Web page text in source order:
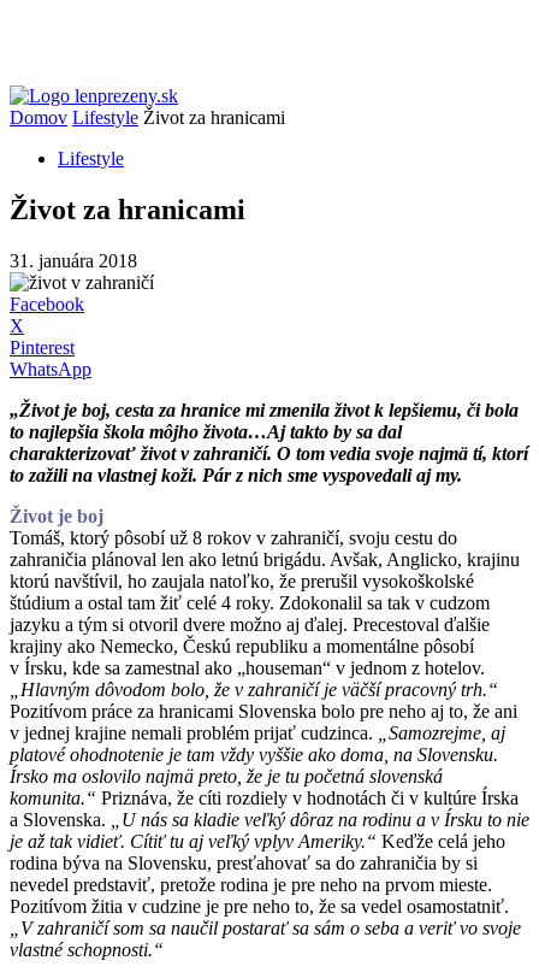
Domov Lifestyle Život za hranicami
Lifestyle
Život za hranicami
31. januára 2018
Facebook
X
Pinterest
WhatsApp
„Život je boj, cesta za hranice mi zmenila život k lepšiemu, či bola
to najlepšia škola môjho života…Aj takto by sa dal
charakterizovať život v zahraničí. O tom vedia svoje najmä tí, ktorí
to zažili na vlastnej koži. Pár z nich sme vyspovedali aj my.
Život je boj
Tomáš, ktorý pôsobí už 8 rokov v zahraničí, svoju cestu do
zahraničia plánoval len ako letnú brigádu. Avšak, Anglicko, krajinu
ktorú navštívil, ho zaujala natoľko, že prerušil vysokoškolské
štúdium a ostal tam žiť celé 4 roky. Zdokonalil sa tak v cudzom
jazyku a tým si otvoril dvere možno aj ďalej. Precestoval ďalšie
krajiny ako Nemecko, Českú republiku a momentálne pôsobí
v Írsku, kde sa zamestnal ako „houseman“ v jednom z hotelov.
„Hlavným dôvodom bolo, že v zahraničí je väčší pracovný trh.“
Pozitívom práce za hranicami Slovenska bolo pre neho aj to, že ani
v jednej krajine nemali problém prijať cudzinca. „Samozrejme, aj
platové ohodnotenie je tam vždy vyššie ako doma, na Slovensku.
Írsko ma oslovilo najmä preto, že je tu početná slovenská
komunita.“ Priznáva, že cíti rozdiely v hodnotách či v kultúre Írska
a Slovenska.
„U nás sa kladie veľký dôraz na rodinu a v Írsku to nie
je až tak vidieť. Cítiť tu aj veľký vplyv Ameriky.“ Keďže celá jeho
rodina býva na Slovensku, presťahovať sa do zahraničia by si
nevedel predstaviť, pretože rodina je pre neho na prvom mieste.
Pozitívom žitia v cudzine je pre neho to, že sa vedel osamostatniť.
„V zahraničí som sa naučil postarať sa sám o seba a veriť vo svoje
vlastné schopnosti.“